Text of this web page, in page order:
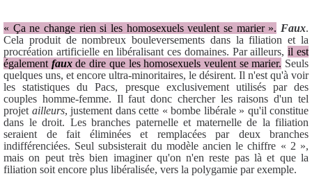
« Ça ne change rien si les homosexuels veulent se marier ». Faux.
Cela produit de nombreux bouleversements dans la filiation et la
procréation artificielle en libéralisant ces domaines. Par ailleurs,il est
également fauxde dire que les homosexuels veulent se marier. Seuls
quelques uns, et encore ultra-minoritaires, le désirent. Il n'est qu'à voir
les statistiques du Pacs, presque exclusivement utilisés par des
couples homme-femme. Il faut donc chercher les raisons d'un tel
projet ailleurs, justement dans cette « bombe libérale » qu'il constitue
dans le droit. Les branches paternelle et maternelle de la filiation
seraient de fait éliminées et remplacées par deux branches
indifférenciées. Seul subsisterait du modèle ancien le chiffre « 2 »,
mais on peut très bien imaginer qu'on n'en reste pas là et que la
filiation soit encore plus libéralisée, vers la polygamie par exemple.